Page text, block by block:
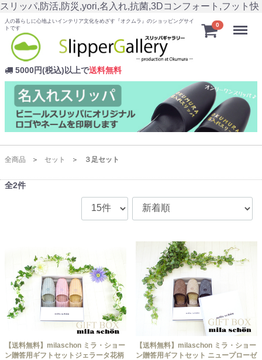
スリッパ,防活,防災,yori,名入れ,抗菌,3Dコンフォート,フット快
人の暮らしに心地よいインテリア文化をめざす『オクムラ』のショッピングサイ
トです
5000円(税込)以上で送料無料
0 Menu
全商品 セット ３足セット
全2件
【送料無料】milaschon ミラ・ショー
ン贈答用ギフトセットジェラータ花柄
【送料無料】milaschon ミラ・ショー
ン贈答用ギフトセット ニュープローゼ